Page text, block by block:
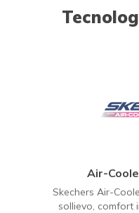
Air-
Skechers Air-
sollievo, comfort